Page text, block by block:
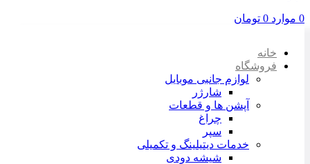
0 موارد 0 تومان
خانه
فروشگاه
لوازم جانبی موبایل
شارژر
آپشن ها و قطعات
چراغ
سپر
خدمات دیتیلینگ و تکمیلی
شیشه دودی